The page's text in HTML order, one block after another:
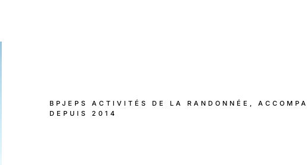
BPJEPS ACTIVITÉS DE LA RANDONNÉE,
DEPUIS 2014